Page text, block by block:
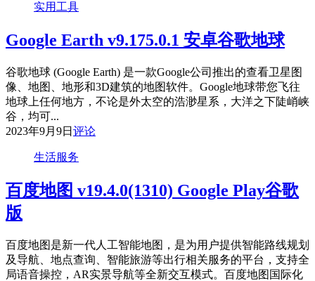
实用工具
Google Earth v9.175.0.1 安卓谷歌地球
谷歌地球 (Google Earth) 是一款Google公司推出的查看卫星图
像、地图、地形和3D建筑的地图软件。Google地球带您飞往
地球上任何地方，不论是外太空的浩渺星系，大洋之下陡峭峡
谷，均可...
2023年9月9日 评论
生活服务
百度地图 v19.4.0(1310) Google Play谷歌
版
百度地图是新一代人工智能地图，是为用户提供智能路线规划
及导航、地点查询、智能旅游等出行相关服务的平台，支持全
局语音操控，AR实景导航等全新交互模式。百度地图国际化